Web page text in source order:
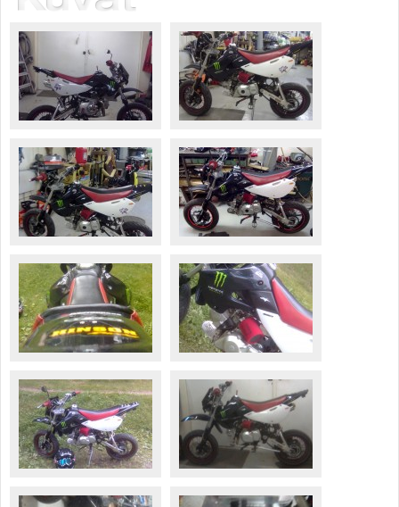
Säännöt ja ohjeet
Uudet ajoneuvot
Uudet kuvat
Uudet videot
Uudet kommentit
MYYDÄÄN
Ohjeet
Ajoneuvot
Osat
TIETOPANKKI
MP15 kuvia
MP14 kuvia
MP13 kuvia
ACS 2015 kuvia
Lisää uusi tapahtuma
SÄÄ
Valitse paikkakunta
Helsingin sää
Tampereen sää
Turun sää
Oulun sää